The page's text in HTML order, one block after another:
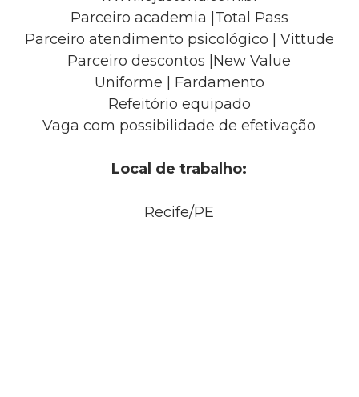
Parceiro academia |Total Pass
Parceiro atendimento psicológico | Vittude
Parceiro descontos |New Value
Uniforme | Fardamento
Refeitório equipado
Vaga com possibilidade de efetivação
Local de trabalho:
Recife/PE